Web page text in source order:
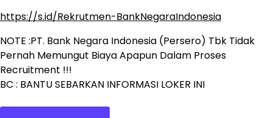
https://s.id/Rekrutmen-BankNegaraIndonesia
NOTE :PT. Bank Negara Indonesia (Persero) Tbk Tidak
Pernah Memungut Biaya Apapun Dalam Proses
Recruitment !!!
BC : BANTU SEBARKAN INFORMASI LOKER INI